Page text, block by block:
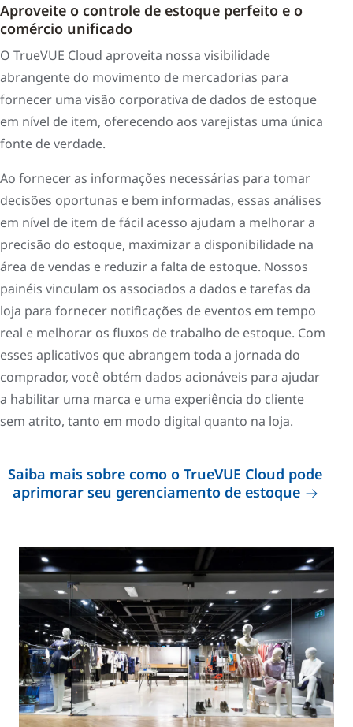
Aproveite o controle de estoque perfeito e o
comércio unificado
O TrueVUE Cloud aproveita nossa visibilidade
abrangente do movimento de mercadorias para
fornecer uma visão corporativa de dados de estoque
em nível de item, oferecendo aos varejistas uma única
fonte de verdade.
Ao fornecer as informações necessárias para tomar
decisões oportunas e bem informadas, essas análises
em nível de item de fácil acesso ajudam a melhorar a
precisão do estoque, maximizar a disponibilidade na
área de vendas e reduzir a falta de estoque. Nossos
painéis vinculam os associados a dados e tarefas da
loja para fornecer notificações de eventos em tempo
real e melhorar os fluxos de trabalho de estoque. Com
esses aplicativos que abrangem toda a jornada do
comprador, você obtém dados acionáveis ​para ajudar
a habilitar uma marca e uma experiência do cliente
sem atrito, tanto em modo digital quanto na loja.
Saiba mais sobre como o TrueVUE Cloud pode
aprimorar seu gerenciamento de estoque